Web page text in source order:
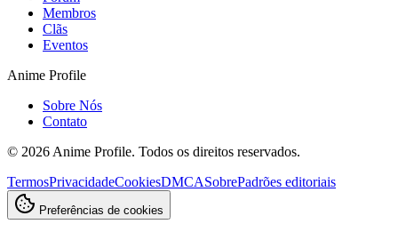
Membros
Clãs
Eventos
Anime Profile
Sobre Nós
Contato
© 2026 Anime Profile. Todos os direitos reservados.
TermosPrivacidadeCookiesDMCASobrePadrões editoriais
Preferências de cookies